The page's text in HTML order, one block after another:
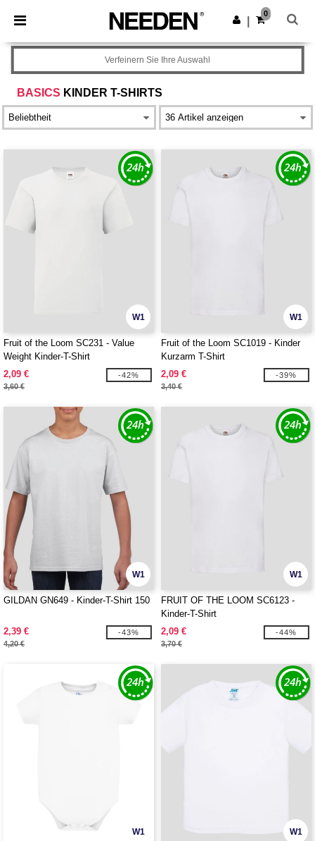
× Needen App
Bessere Preise in der App!
App holen
0
BASICS KINDER T-SHIRTS
Verfeinern Sie Ihre Auswahl
W1
Fruit of the Loom SC231 - Value
Weight Kinder-T-Shirt
2,09 €
3,60 €
-42%
W1
Fruit of the Loom SC1019 - Kinder
Kurzarm T-Shirt
2,09 €
3,40 €
-39%
W1
GILDAN GN649 - Kinder-T-Shirt 150
2,39 €
4,20 €
-43%
W1
FRUIT OF THE LOOM SC6123 -
Kinder-T-Shirt
2,09 €
3,70 €
-44%
W1 W1